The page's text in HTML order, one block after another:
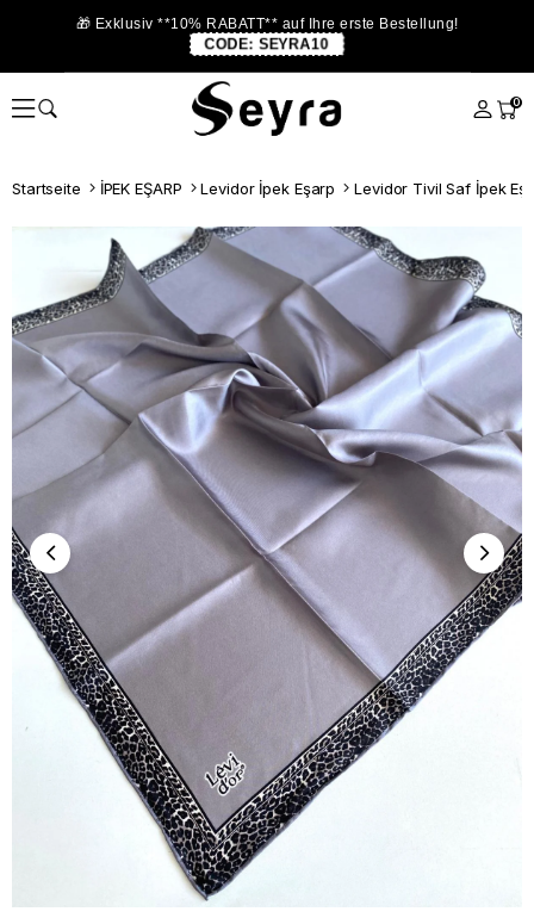
🎁 Exklusiv **10% RABATT** auf Ihre erste Bestellung!
CODE: SEYRA10
0
Startseite İPEK EŞARP Levidor İpek Eşarp Levidor Tivil Saf İpek